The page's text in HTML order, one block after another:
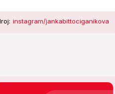
instagram/jankabittociganikova